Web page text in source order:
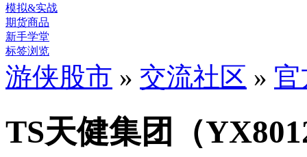
模拟&实战
期货商品
新手学堂
标签浏览
游侠股市 » 交流社区 »
TS天健集团（